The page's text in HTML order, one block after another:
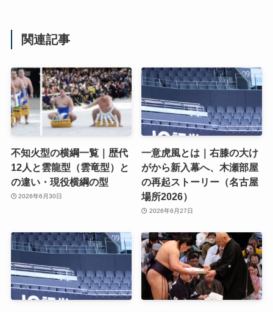
関連記事
不知火型の横綱一覧｜歴代
12人と雲龍型（雲竜型）と
の違い・現役横綱の型
2026年6月30日
一意虎風とは｜右膝の大け
がから新入幕へ、木瀬部屋
の再起ストーリー（名古屋
場所2026）
2026年6月27日